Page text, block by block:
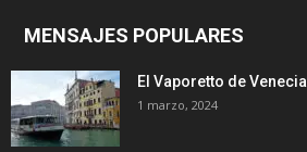
MENSAJES POPULARES
El Vaporetto de Venecia
1 marzo, 2024